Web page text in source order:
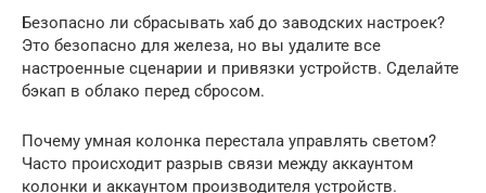
Безопасно ли сбрасывать хаб до заводских настроек?
Это безопасно для железа, но вы удалите все
настроенные сценарии и привязки устройств. Сделайте
бэкап в облако перед сбросом.
Почему умная колонка перестала управлять светом?
Часто происходит разрыв связи между аккаунтом
колонки и аккаунтом производителя устройств.